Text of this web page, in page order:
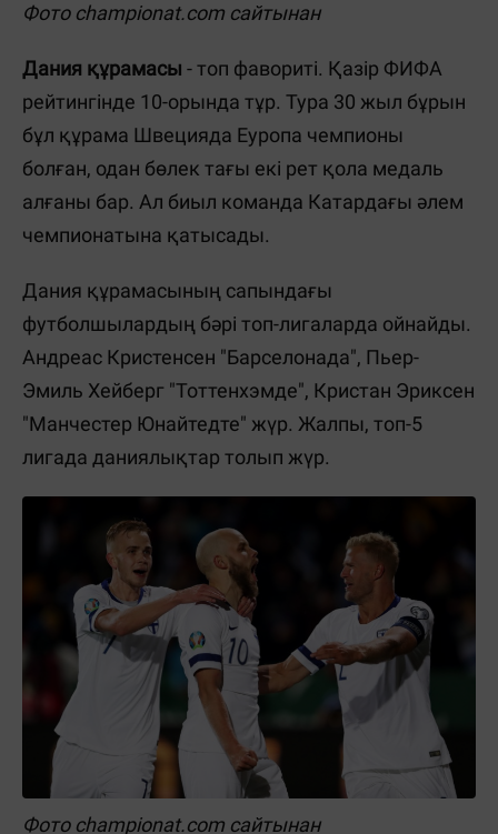
Фото championat.com сайтынан
Дания құрамасы - топ фавориті. Қазір ФИФА
рейтингінде 10-орында тұр. Тура 30 жыл бұрын
бұл құрама Швецияда Еуропа чемпионы
болған, одан бөлек тағы екі рет қола медаль
алғаны бар. Ал биыл команда Катардағы әлем
чемпионатына қатысады.
Дания құрамасының сапындағы
футболшылардың бәрі топ-лигаларда ойнайды.
Андреас Кристенсен "Барселонада", Пьер-
Эмиль Хейберг "Тоттенхэмде", Кристан Эриксен
"Манчестер Юнайтедте" жүр. Жалпы, топ-5
лигада даниялықтар толып жүр.
Фото championat.com сайтынан